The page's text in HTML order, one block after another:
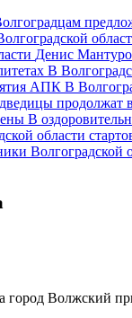
Денис
В
В
продолжат
В
области
город